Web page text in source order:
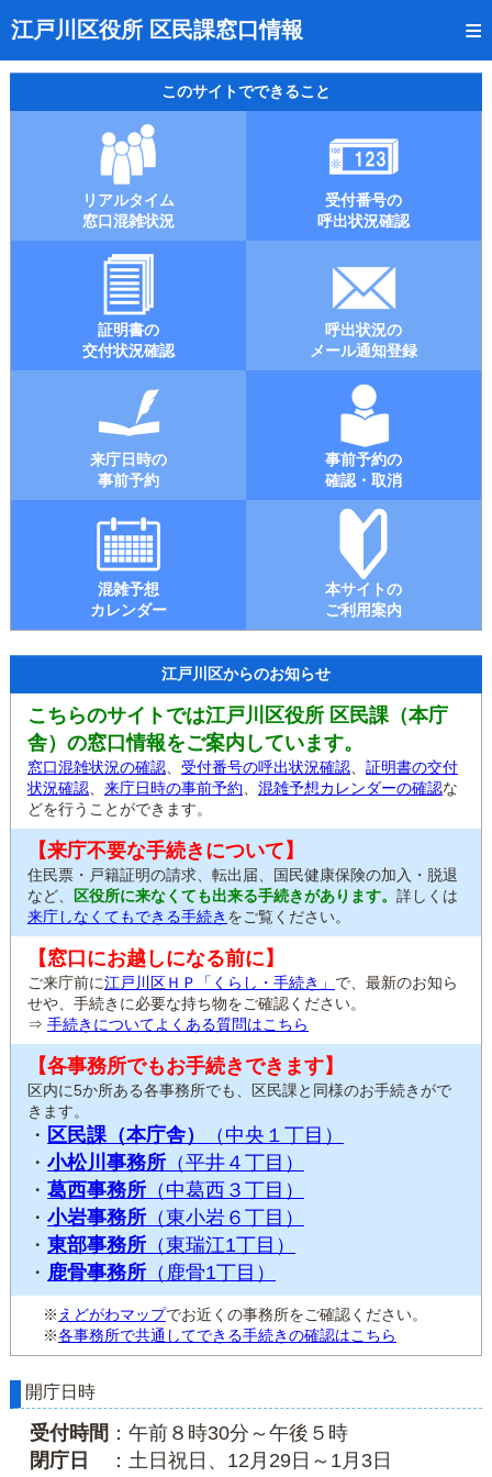
江戸川区役所 区民課窓口情報
トップページ
リアルタイム窓口混雑状況
受付番号の呼出状況確認
証明書の交付状況確認
呼出状況のメール通知登録
来庁日時の事前予約
事前予約の確認・取消
混雑予想カレンダー
本サイトのご利用案内
このサイトでできること
リアルタイム
窓口混雑状況
受付番号の
呼出状況確認
証明書の
交付状況確認
呼出状況の
メール通知登録
来庁日時の
事前予約
事前予約の
確認・取消
混雑予想
カレンダー
本サイトの
ご利用案内
江戸川区からのお知らせ
こちらのサイトでは江戸川区役所 区民課（本庁
舎）の窓口情報をご案内しています。
窓口混雑状況の確認 受付番号の呼出状況確認
証明書の交付
状況確認
来庁日時の事前予約 混雑予想カレンダーの確認な
どを行うことができます。
【来庁不要な手続きについて】
住民票・戸籍証明の請求、転出届、国民健康保険の加入・脱退
など、
区役所に来なくても出来る手続きがあります。 詳しくは
来庁しなくてもできる手続き をご覧ください。
【窓口にお越しになる前に】
ご来庁前に江戸川区ＨＰ「くらし・手続き」 で、最新のお知ら
せや、手続きに必要な持ち物をご確認ください。
⇒ 手続きについてよくある質問はこちら
【各事務所でもお手続きできます】
区内に5か所ある各事務所でも、区民課と同様のお手続きがで
きます。
・ 区民課（本庁舎）
（中央１丁目）
・ 小松川事務所 （平井４丁目）
・ 葛西事務所 （中葛西３丁目）
・ 小岩事務所 （東小岩６丁目）
・ 東部事務所 （東瑞江1丁目）
・ 鹿骨事務所 （鹿骨1丁目）
※ えどがわマップでお近くの事務所をご確認ください。
※各事務所で共通してできる手続きの確認はこちら
開庁日時
受付時間 ：午前８時30分～午後５時
閉庁日
：土日祝日、12月29日～1月3日